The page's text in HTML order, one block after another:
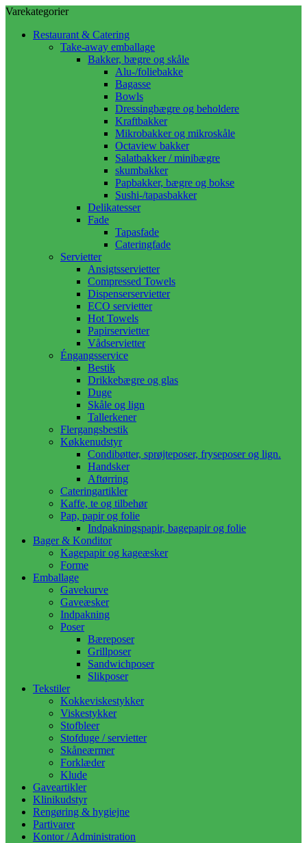
Varekategorier
Restaurant & Catering
Take-away emballage
Bakker, bægre og skåle
Alu-/foliebakke
Bagasse
Bowls
Dressingbægre og beholdere
Kraftbakker
Mikrobakker og mikroskåle
Octaview bakker
Salatbakker / minibægre
skumbakker
Papbakker, bægre og bokse
Sushi-/tapasbakker
Delikatesser
Fade
Tapasfade
Cateringfade
Servietter
Ansigtsservietter
Compressed Towels
Dispenserservietter
ECO servietter
Hot Towels
Papirservietter
Vådservietter
Éngangsservice
Bestik
Drikkebægre og glas
Duge
Skåle og lign
Tallerkener
Flergangsbestik
Køkkenudstyr
Condibøtter, sprøjteposer, fryseposer og lign.
Handsker
Aftørring
Cateringartikler
Kaffe, te og tilbehør
Pap, papir og folie
Indpakningspapir, bagepapir og folie
Bager & Konditor
Kagepapir og kageæsker
Forme
Emballage
Gavekurve
Gaveæsker
Indpakning
Poser
Bæreposer
Grillposer
Sandwichposer
Slikposer
Tekstiler
Kokkeviskestykker
Viskestykker
Stofbleer
Stofduge / servietter
Skåneærmer
Forklæder
Klude
Gaveartikler
Klinikudstyr
Rengøring & hygiejne
Partivarer
Kontor / Administration